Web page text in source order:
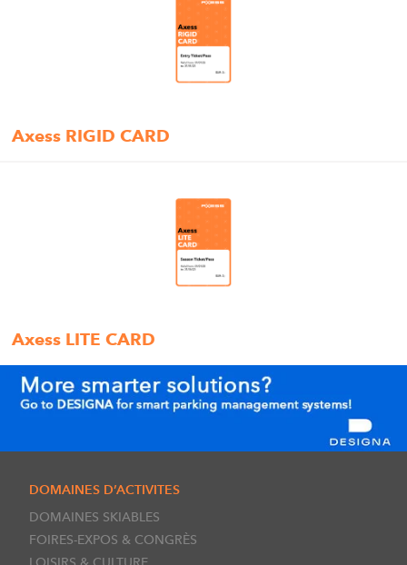
Axess RIGID CARD
Axess LITE CARD
DOMAINES D’ACTIVITES
DOMAINES SKIABLES
FOIRES-EXPOS & CONGRÈS